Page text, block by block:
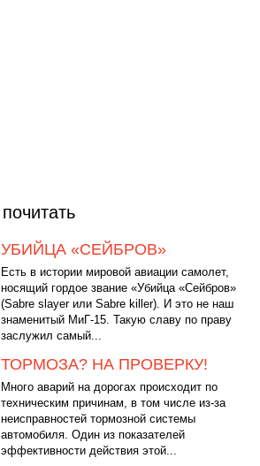
УБИЙЦА «СЕЙБРОВ»
Есть в истории мировой авиации самолет,
носящий гордое звание «Убийца «Сейбров»
(Sabre slayer или Sabre killer). И это не наш
знаменитый МиГ-15. Такую славу по праву
заслужил самый...
ТОРМОЗА? НА ПРОВЕРКУ!
Много аварий на дорогах происходит по
техническим причинам, в том числе из-за
неисправностей тормозной системы
автомобиля. Один из показателей
эффективности действия этой...